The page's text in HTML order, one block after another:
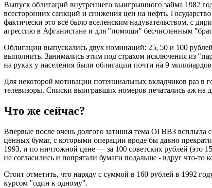
Выпуск облигаций внутреннего выигрышного займа 1982
всесторонних санкций и снижения цен на нефть.
фактически это всё было вселенским надувательством, с
агрессию в Афганистане и для "помощи" бесчисленным
Облигации выпускались двух номинаций: 25, 50 и 100
выполнить. Занимались этим под страхом исключения из
на руках у населения были облигации почти на 9
Для некоторой мотивации потенциальных вкладчиков раз
телевизоры. Списки выигравших номеров печатались аж на
Что же сейчас?
Впервые после очень долгого затишья тема ОГВВЗ всплыла
ценных бумаг, с которыми операции вроде бы давно
1993, и по ничтожной цене — за 100 советских рублей (это
не согласились и попрятали бумаги подальше - вдруг что-
Стоит отметить, что наряду с суммой в 160 рублей в 1992
курсом "один к одному".